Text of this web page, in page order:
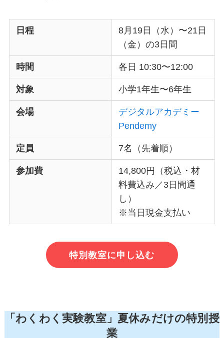
日程
8月19日（水）〜21日
（金）の3日間
時間 各日 10:30〜12:00
対象 小学1年生〜6年生
会場
デジタルアカデミー
Pendemy
定員 7名（先着順）
参加費
14,800円（税込・材
料費込み／3日間通
し）
※当日現金支払い
特別教室に申し込む
「わくわく実験教室」夏休みだけの特別授
業